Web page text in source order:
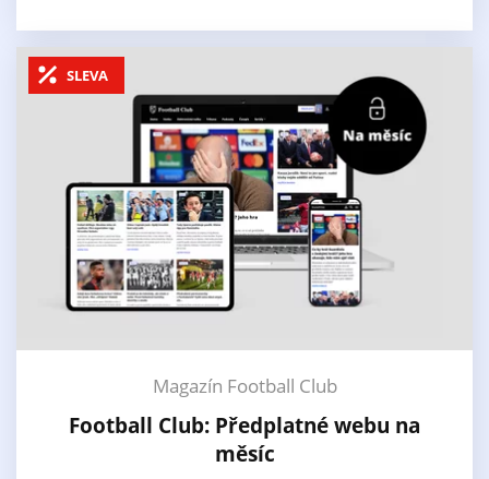
SLEVA
Magazín Football Club
Football Club: Předplatné webu na
měsíc